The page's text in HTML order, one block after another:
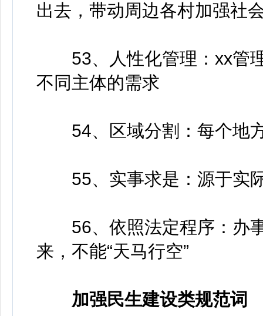
出去，带动周边各村加强社
53、人性化管理：xx管理
不同主体的需求
54、区域分割：每个地
55、实事求是：源于实际
56、依照法定程序：办事
来，不能“天马行空”
加强民生建设类规范词